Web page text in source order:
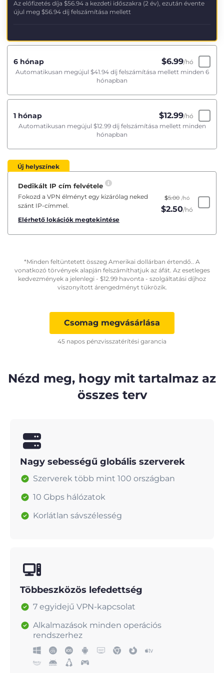
Az előfizetés díja $56.94 a kezdeti időszakra (2 év), ezután évente
újul meg $56.94 díj felszámítása mellett
6 hónap $6.99/hó
Automatikusan megújul $41.94díj felszámítása mellett minden 6
hónapban
1 hónap $12.99/hó
Automatikusan megújul $12.99díj felszámítása mellett minden
hónapban
Új helyszínek
Dedikált IP cím felvétele
Fokozd a VPN élményt egy kizárólag neked
szánt IP-címmel.
Elérhető lokációk megtekintése
$5.00 /hó
$2.50/hó
*Minden feltüntetett összeg Amerikai dollárban értendő.. A
vonatkozó törvények alapján felszámíthatjuk az áfát. Az esetleges
kedvezmények a jelenlegi - $12.99 havonta - szolgáltatási díjhoz
viszonyított árengedményt tükrözik.
Csomag megvásárlása
45 napos pénzvisszatérítési garancia
Nézd meg, hogy mit tartalmaz az
összes terv
Nagy sebességű globális szerverek
Szerverek több mint 100 országban
10 Gbps hálózatok
Korlátlan sávszélesség
Többeszközös lefedettség
7 egyidejű VPN-kapcsolat
Alkalmazások minden operációs
rendszerhez